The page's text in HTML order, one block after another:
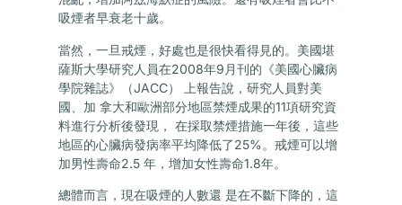
吸煙者早衰老十歲。
當然，一旦戒煙，好處也是很快看得見的。美國堪
薩斯大學研究人員在2008年9月刊的《美國心臟病
學院雜誌》（JACC） 上報告說，研究人員對美
國、加 拿大和歐洲部分地區禁煙成果的11項研究資
料進行分析後發現， 在採取禁煙措施一年後，這些
地區的心臟病發病率平均降低了25%。戒煙可以增
加男性壽命2.5 年，增加女性壽命1.8年。
總體而言，現在吸煙的人數還 是在不斷下降的，這